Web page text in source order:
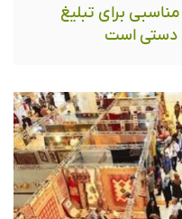
برای تبلیغ
دستی است